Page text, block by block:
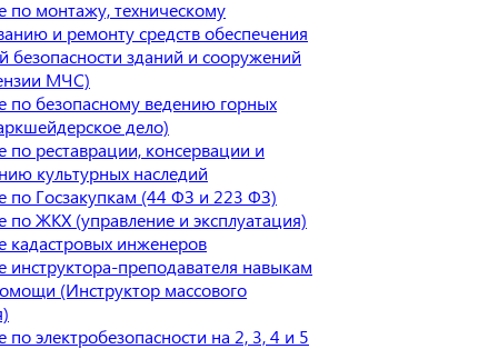
по монтажу, техническому
и ремонту средств обеспечения
безопасности зданий и сооружений
МЧС)
по безопасному ведению горных
дело)
по реставрации, консервации и
культурных наследий
по Госзакупкам (44 ФЗ и 223 ФЗ)
по ЖКХ (управление и эксплуатация)
кадастровых инженеров
инструктора-преподавателя навыкам
(Инструктор массового
по электробезопасности на 2, 3, 4 и 5